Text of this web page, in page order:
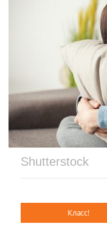
Shutterstock
Класс!